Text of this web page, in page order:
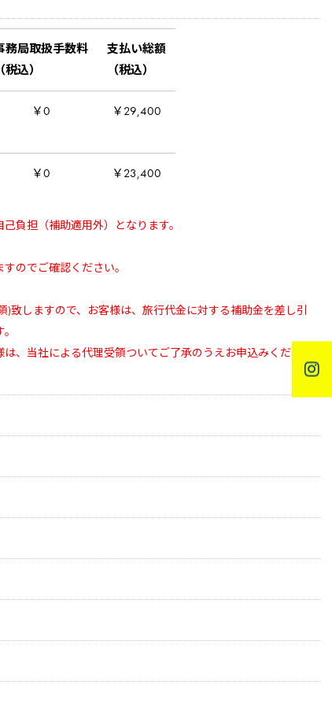
務局取扱手数料
（税込）
支払い総額
（税込）
￥0 ￥29,400
￥0 ￥23,400
負担（補助適用外）となります。
のでご確認ください。
しますので、お客様は、旅行代金に対する補助金を差し引
、当社による代理受領ついてご了承のうえお申込みくださ